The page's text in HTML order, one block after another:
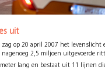
uit
op 20 april 2007 het levenslicht
2,5 miljoen uitgevoerde
lang en bestaat uit 11 lijnen